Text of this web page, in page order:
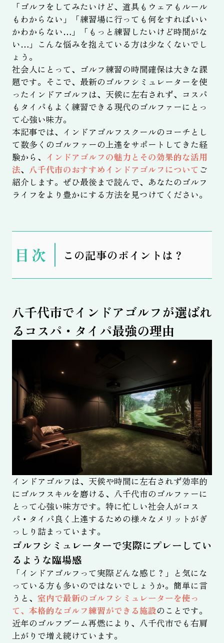
「ゴルフをしてみたいけど、道具もウェアもルール
もわからない」「練習場に行っても何をすればいい
かわからない…」「もっと練習したいけど時間がな
い…」こんな悩みを抱えている方は少なくないでし
ょう。
社会人にとって、ゴルフ練習の時間確保は大きな課
題です。そこで、最新のゴルフシミュレーターを使
ったインドアゴルフは、天候に左右されず、コスパ
もタイパもよく練習できる現代のゴルファーにとっ
て心強い味方。
本記事では、インドアゴルフスクールのコーチとし
て数多くのゴルファーの上達をサポートしてきた経
験から、 インドアゴルフの魅力とその効果的な活用
法、 八千代市のおすすめインドアゴルフについて ご
紹介します。ぜひ最後まで読んで、あなたのゴルフ
ライフをより豊かにする方法を見つけてください。
この記事のポイントは？
表
示
八千代市でインドアゴルフが選ばれ
るコスパ・タイパ最強の理由
インドアゴルフは、天候や時間に左右されず効率的
にゴルフスキルを磨ける、八千代市のゴルファーに
とって心強い味方です。特に忙しい社会人がコス
パ・タイパ良く上達するための様々なメリットがぎ
っしり詰まっています。
ゴルフシミュレーターで実際にプレーしてい
るような臨場感
「インドアゴルフって実際どんな感じ？」と気にな
っている方も多いのではないでしょうか。簡単に言
うと、 室内で最新のゴルフシミュレーターを使っ
て、本格的なゴルフ練習ができる施設のことです。
近年のゴルフブーム再燃により、八千代市でも右肩
上がりで増え続けています。